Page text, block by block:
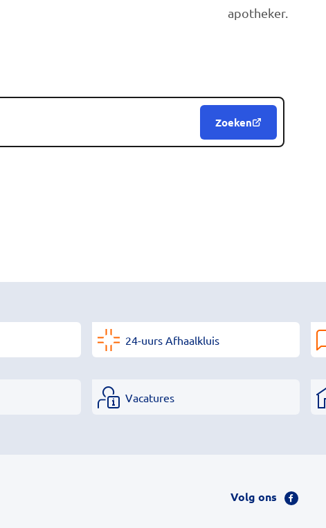
apotheker.
Zoeken
24-uurs Afhaalkluis
Vacatures
Volg ons
Bezoek